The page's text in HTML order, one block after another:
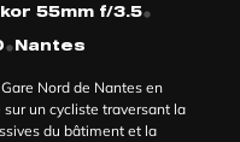
55mm f/3.5•
•Nantes
Nord de Nantes en
un cycliste traversant la
du bâtiment et la